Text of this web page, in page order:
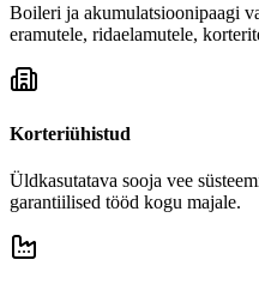
Boileri ja akumulatsioonipaagi
eramutele, ridaelamutele,
Korteriühistud
Üldkasutatava sooja vee
garantiilised tööd kogu majale.